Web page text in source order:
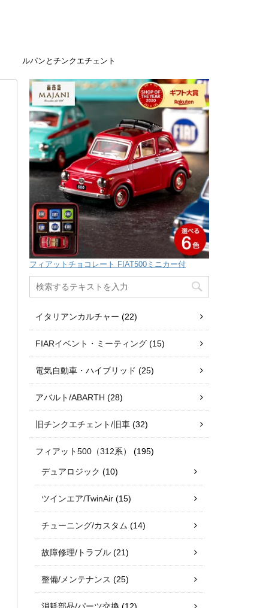
ルパンとチンクエチェント
フィアットチョコレート FIAT500ミニカー付
イタリアンカルチャー (22)
FIARイベント・ミーティング (15)
電気自動車・ハイブリッド (25)
アバルト/ABARTH (28)
旧チンクエチェント/旧車 (32)
フィアット500（312系） (195)
デュアロジック (10)
ツインエア/TwinAir (15)
チューニング/カスタム (14)
故障修理/トラブル (21)
整備/メンテナンス (25)